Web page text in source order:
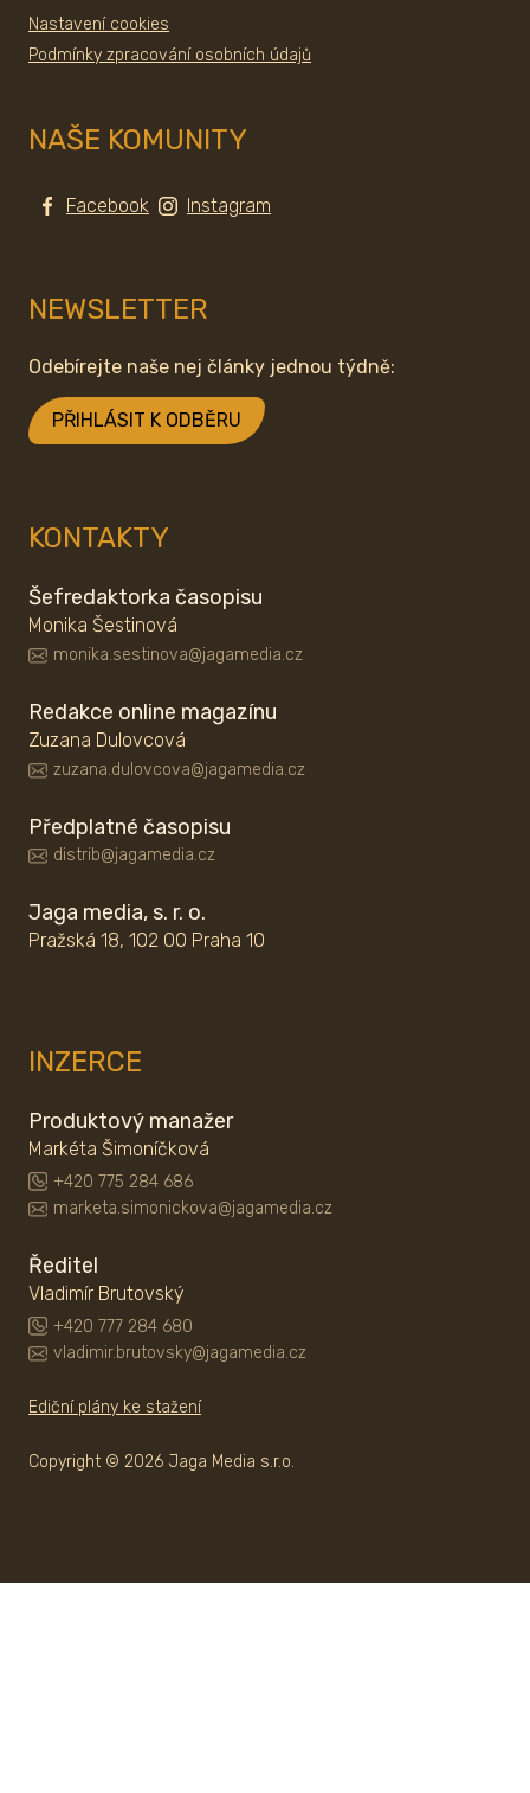
Nastavení cookies
Podmínky zpracování osobních údajů
NAŠE KOMUNITY
Facebook Instagram
NEWSLETTER
Odebírejte naše nej články jednou týdně:
PŘIHLÁSIT K ODBĚRU
KONTAKTY
Šefredaktorka časopisu
Monika Šestinová
monika.sestinova@jagamedia.cz
Redakce online magazínu
Zuzana Dulovcová
zuzana.dulovcova@jagamedia.cz
Předplatné časopisu
distrib@jagamedia.cz
Jaga media, s. r. o.
Pražská 18, 102 00 Praha 10
INZERCE
Produktový manažer
Markéta Šimoníčková
+420 775 284 686
marketa.simonickova@jagamedia.cz
Ředitel
Vladimír Brutovský
+420 777 284 680
vladimir.brutovsky@jagamedia.cz
Ediční plány ke stažení
Copyright © 2026 Jaga Media s.r.o.